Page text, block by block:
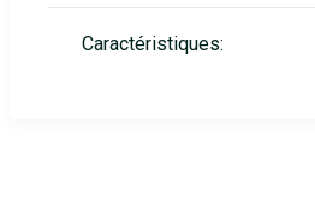
Caractéristiques: